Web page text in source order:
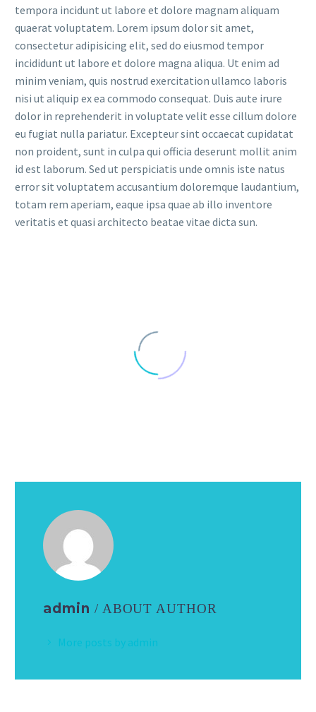
tempora incidunt ut labore et dolore magnam aliquam
quaerat voluptatem. Lorem ipsum dolor sit amet,
consectetur adipisicing elit, sed do eiusmod tempor
incididunt ut labore et dolore magna aliqua. Ut enim ad
minim veniam, quis nostrud exercitation ullamco laboris
nisi ut aliquip ex ea commodo consequat. Duis aute irure
dolor in reprehenderit in voluptate velit esse cillum dolore
eu fugiat nulla pariatur. Excepteur sint occaecat cupidatat
non proident, sunt in culpa qui officia deserunt mollit anim
id est laborum. Sed ut perspiciatis unde omnis iste natus
error sit voluptatem accusantium doloremque laudantium,
totam rem aperiam, eaque ipsa quae ab illo inventore
veritatis et quasi architecto beatae vitae dicta sun.
admin / ABOUT AUTHOR
More posts by admin